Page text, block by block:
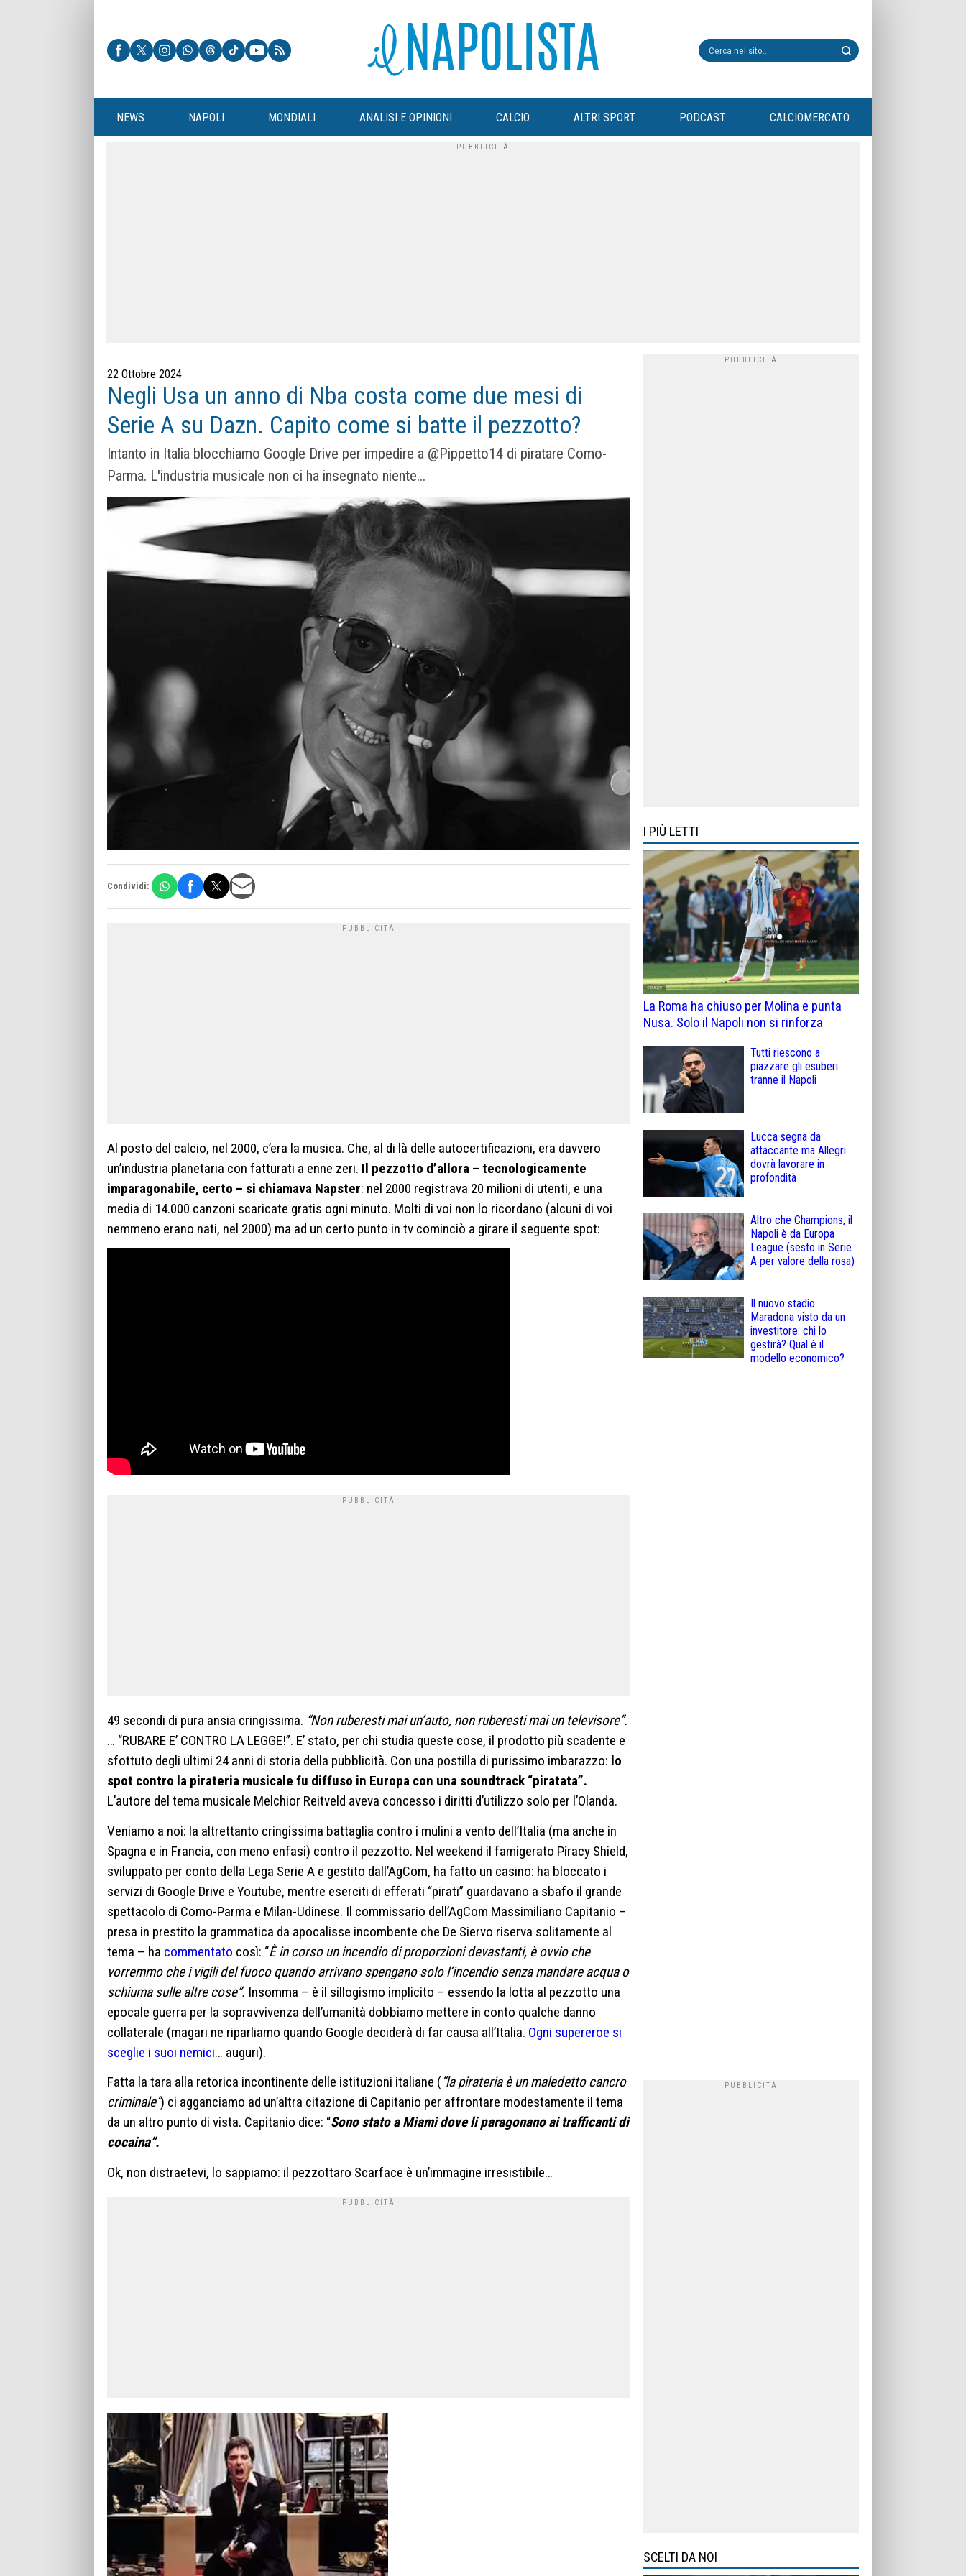
NEWS NAPOLI MONDIALI ANALISI E OPINIONI CALCIO ALTRI SPORT PODCAST CALCIOMERCATO
22 Ottobre 2024
Negli Usa un anno di Nba costa come due mesi di
Serie A su Dazn. Capito come si batte il pezzotto?
Intanto in Italia blocchiamo Google Drive per impedire a @Pippetto14 di piratare Como-
Parma. L'industria musicale non ci ha insegnato niente...
Condividi:
Al posto del calcio, nel 2000, c’era la musica. Che, al di là delle autocertificazioni, era davvero
un’industria planetaria con fatturati a enne zeri. Il pezzotto d’allora – tecnologicamente
imparagonabile, certo – si chiamava Napster: nel 2000 registrava 20 milioni di utenti, e una
media di 14.000 canzoni scaricate gratis ogni minuto. Molti di voi non lo ricordano (alcuni di voi
nemmeno erano nati, nel 2000) ma ad un certo punto in tv cominciò a girare il seguente spot:
49 secondi di pura ansia cringissima. “Non ruberesti mai un’auto, non ruberesti mai un televisore”.
… “RUBARE E’ CONTRO LA LEGGE!”. E’ stato, per chi studia queste cose, il prodotto più scadente e
sfottuto degli ultimi 24 anni di storia della pubblicità. Con una postilla di purissimo imbarazzo: lo
spot contro la pirateria musicale fu diffuso in Europa con una soundtrack “piratata”.
L’autore del tema musicale Melchior Reitveld aveva concesso i diritti d’utilizzo solo per l’Olanda.
Veniamo a noi: la altrettanto cringissima battaglia contro i mulini a vento dell’Italia (ma anche in
Spagna e in Francia, con meno enfasi) contro il pezzotto. Nel weekend il famigerato Piracy Shield,
sviluppato per conto della Lega Serie A e gestito dall’AgCom, ha fatto un casino: ha bloccato i
servizi di Google Drive e Youtube, mentre eserciti di efferati “pirati” guardavano a sbafo il grande
spettacolo di Como-Parma e Milan-Udinese. Il commissario dell’AgCom Massimiliano Capitanio –
presa in prestito la grammatica da apocalisse incombente che De Siervo riserva solitamente al
tema – ha commentato così: “È in corso un incendio di proporzioni devastanti, è ovvio che
vorremmo che i vigili del fuoco quando arrivano spengano solo l’incendio senza mandare acqua o
schiuma sulle altre cose”. Insomma – è il sillogismo implicito – essendo la lotta al pezzotto una
epocale guerra per la sopravvivenza dell’umanità dobbiamo mettere in conto qualche danno
collaterale (magari ne riparliamo quando Google deciderà di far causa all’Italia. Ogni supereroe si
sceglie i suoi nemici… auguri).
Fatta la tara alla retorica incontinente delle istituzioni italiane (“la pirateria è un maledetto cancro
criminale”) ci agganciamo ad un’altra citazione di Capitanio per affrontare modestamente il tema
da un altro punto di vista. Capitanio dice: “Sono stato a Miami dove li paragonano ai trafficanti di
cocaina”.
Ok, non distraetevi, lo sappiamo: il pezzottaro Scarface è un’immagine irresistibile…
I PIÙ LETTI
La Roma ha chiuso per Molina e punta
Nusa. Solo il Napoli non si rinforza
Tutti riescono a
piazzare gli esuberi
tranne il Napoli
Lucca segna da
attaccante ma Allegri
dovrà lavorare in
profondità
Altro che Champions, il
Napoli è da Europa
League (sesto in Serie
A per valore della rosa)
Il nuovo stadio
Maradona visto da un
investitore: chi lo
gestirà? Qual è il
modello economico?
SCELTI DA NOI